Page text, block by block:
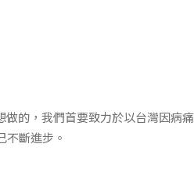
的，我們首要致力於以台灣因病
不斷進步。